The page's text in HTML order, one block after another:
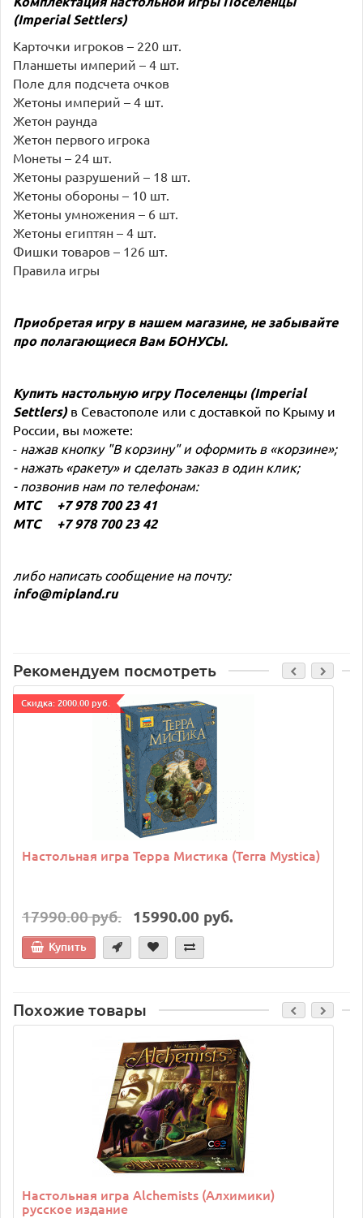
(Imperial Settlers)
Карточки игроков – 220 шт.
Планшеты империй – 4 шт.
Поле для подсчета очков
Жетоны империй – 4 шт.
Жетон раунда
Жетон первого игрока
Монеты – 24 шт.
Жетоны разрушений – 18 шт.
Жетоны обороны – 10 шт.
Жетоны умножения – 6 шт.
Жетоны египтян – 4 шт.
Фишки товаров – 126 шт.
Правила игры
Приобретая игру в нашем магазине, не забывайте
про полагающиеся ВамБОНУСЫ.
Купить настольную игруПоселенцы (Imperial
Settlers) в Севастополе или с доставкой по Крыму и
России, вы можете:
- нажав кнопку "В корзину" и оформить в «корзине»;
- нажать «ракету» и сделать заказ в один клик;
- позвонив нам по телефонам:
МТС +7 978 700 23 41
МТС +7 978 700 23 42
либо написать сообщение на почту:
info@mipland.ru
Рекомендуем посмотреть
Cкидка: 2000.00 руб.
Настольная игра Терра Мистика (Terra Mystica)
17990.00 руб. 15990.00 руб.
Купить
Похожие товары
Настольная игра Alchemists (Алхимики)
русское издание